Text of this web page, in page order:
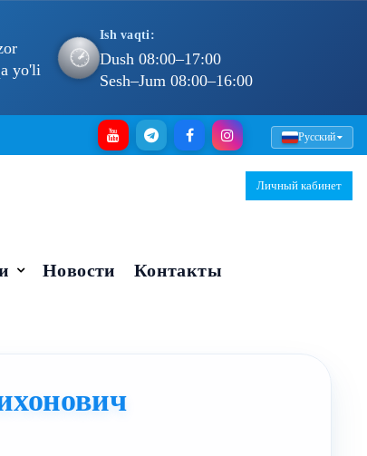
yo'li
🕐
Ish vaqti:
Dush 08:00–17:00
Sesh–Jum 08:00–16:00
Русский
Личный кабинет
Новости Контакты